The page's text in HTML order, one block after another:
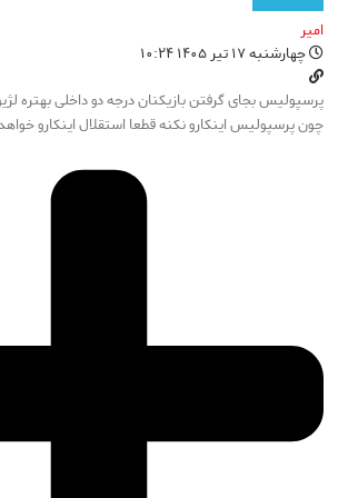
امیر
چهارشنبه ۱۷ تیر ۱۴۰۵ ۱۰:۲۴
پرسپولیس بجای گرفتن بازیکنان درجه دو داخلی بهتره
چون پرسپولیس اینکارو نکنه قطعا استقلال اینکارو